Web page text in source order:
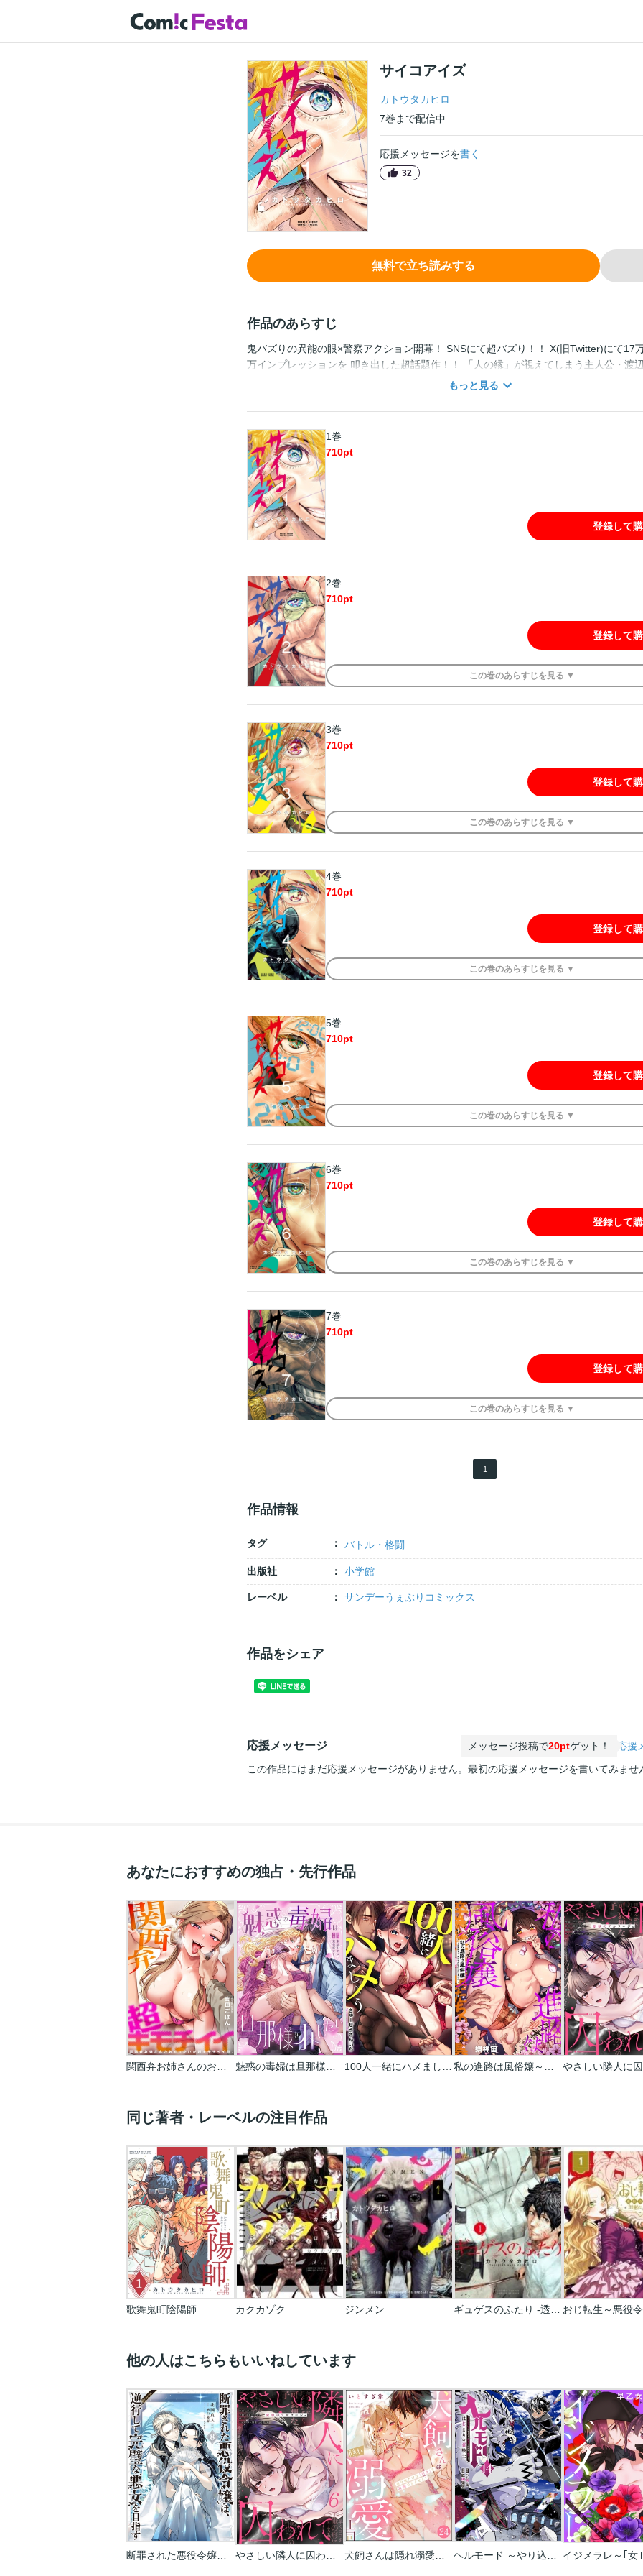
サイコアイズ
カトウタカヒロ
7巻 まで配信中
応援メッセージを書く
32
無料で立ち読みする
作品のあらすじ
鬼バズりの異能の眼×警察アクション開幕！ SNSにて超バズり！！ X(旧Twitter)にて17
万インプレッションを 叩き出した超話題作！！ 「人の縁」が視えてしまう主人公・渡
に人気を避け引きこもり、 そして自堕落な生活を送っていた・・・ ある日、経は警察
件解決に向けた一翼を担う事にーー！？ これは、鬱屈した日常を送る一人の青年が、
持つ 師と出会い、自分の運命と世界を変える物語ーー！！ 「ジンメン」「ギュゲスの
カトウタカヒロが贈る 異能の眼×師弟×警察アクション、堂々開幕！！！！
もっと見る
1巻
710pt
登録して
2巻
710pt
登録して
この巻のあらすじを 見る ▼
3巻
710pt
登録して
この巻のあらすじを 見る ▼
4巻
710pt
登録して
この巻のあらすじを 見る ▼
5巻
710pt
登録して
この巻のあらすじを 見る ▼
6巻
710pt
登録して
この巻のあらすじを 見る ▼
7巻
710pt
登録して
この巻のあらすじを 見る ▼
1
作品情報
タグ バトル・格闘
出版社 小学館
レーベル サンデーうぇぶりコミックス
作品をシェア
応援メッセージ メッセージ投稿で20ptゲット！
応援
この作品にはまだ応援メッセージがありません。最初の応援メッセージを書いてみませ
あなたにおすすめの独占・先行作品
同じ著者・レーベルの注目作品
歌舞鬼町陰陽師 カクカゾク ジンメン
他の人はこちらもいいねしています